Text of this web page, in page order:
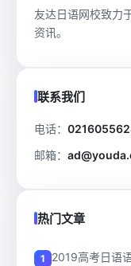
友达日语网校致力
资讯。
联系我们
电话：
邮箱：
热门文章
2019高考日语